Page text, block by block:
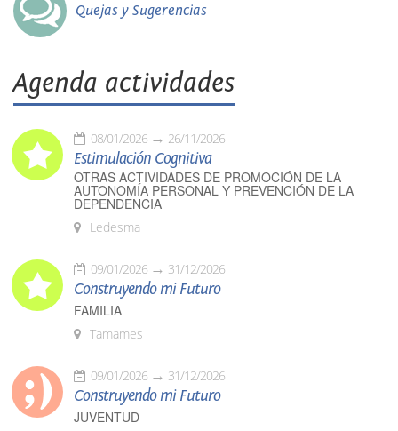
Quejas y Sugerencias
Agenda actividades
08/01/2026 26/11/2026
Estimulación Cognitiva
OTRAS ACTIVIDADES DE PROMOCIÓN DE LA
AUTONOMÍA PERSONAL Y PREVENCIÓN DE LA
DEPENDENCIA
Ledesma
09/01/2026 31/12/2026
Construyendo mi Futuro
FAMILIA
Tamames
09/01/2026 31/12/2026
Construyendo mi Futuro
JUVENTUD